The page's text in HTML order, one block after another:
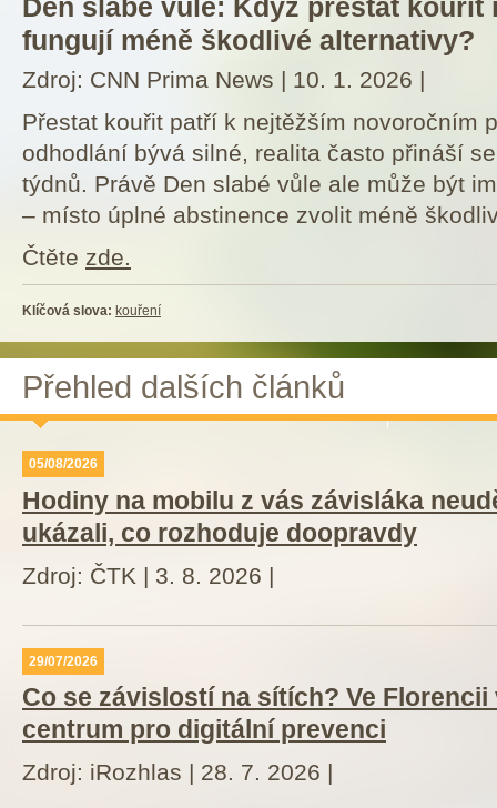
Den slabé vůle: Když přestat kouřit
fungují méně škodlivé alternativy?
Zdroj: CNN Prima News | 10. 1. 2026 |
Přestat kouřit patří k nejtěžším novoročním
odhodlání bývá silné, realita často přináší
týdnů. Právě Den slabé vůle ale může být
– místo úplné abstinence zvolit méně
Čtěte zde.
Klíčová slova: kouření
Přehled dalších článků
05/08/2026
Hodiny na mobilu z vás závisláka
ukázali, co rozhoduje doopravdy
Zdroj: ČTK | 3. 8. 2026 |
29/07/2026
Co se závislostí na sítích? Ve
centrum pro digitální prevenci
Zdroj: iRozhlas | 28. 7. 2026 |